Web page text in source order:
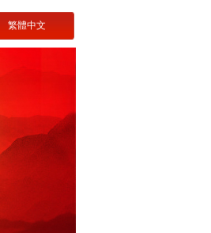
繁體中文